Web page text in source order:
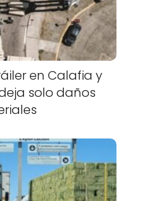
en Calafia y
solo daños